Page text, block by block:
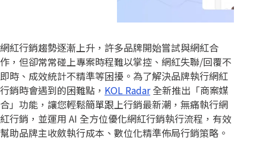
網紅行銷趨勢逐漸上升，許多品牌開始嘗試與網紅合
作，但卻常常碰上專案時程難以掌控、網紅失聯/回覆不
即時、成效統計不精準等困擾。為了解決品牌執行網紅
行銷時會遇到的困難點， KOL Radar全新推出「商案媒
合」功能，讓您輕鬆簡單跟上行銷最新潮，無痛執行網
紅行銷，並運用 AI 全方位優化網紅行銷執行流程，有效
幫助品牌主收斂執行成本、數位化精準佈局行銷策略。